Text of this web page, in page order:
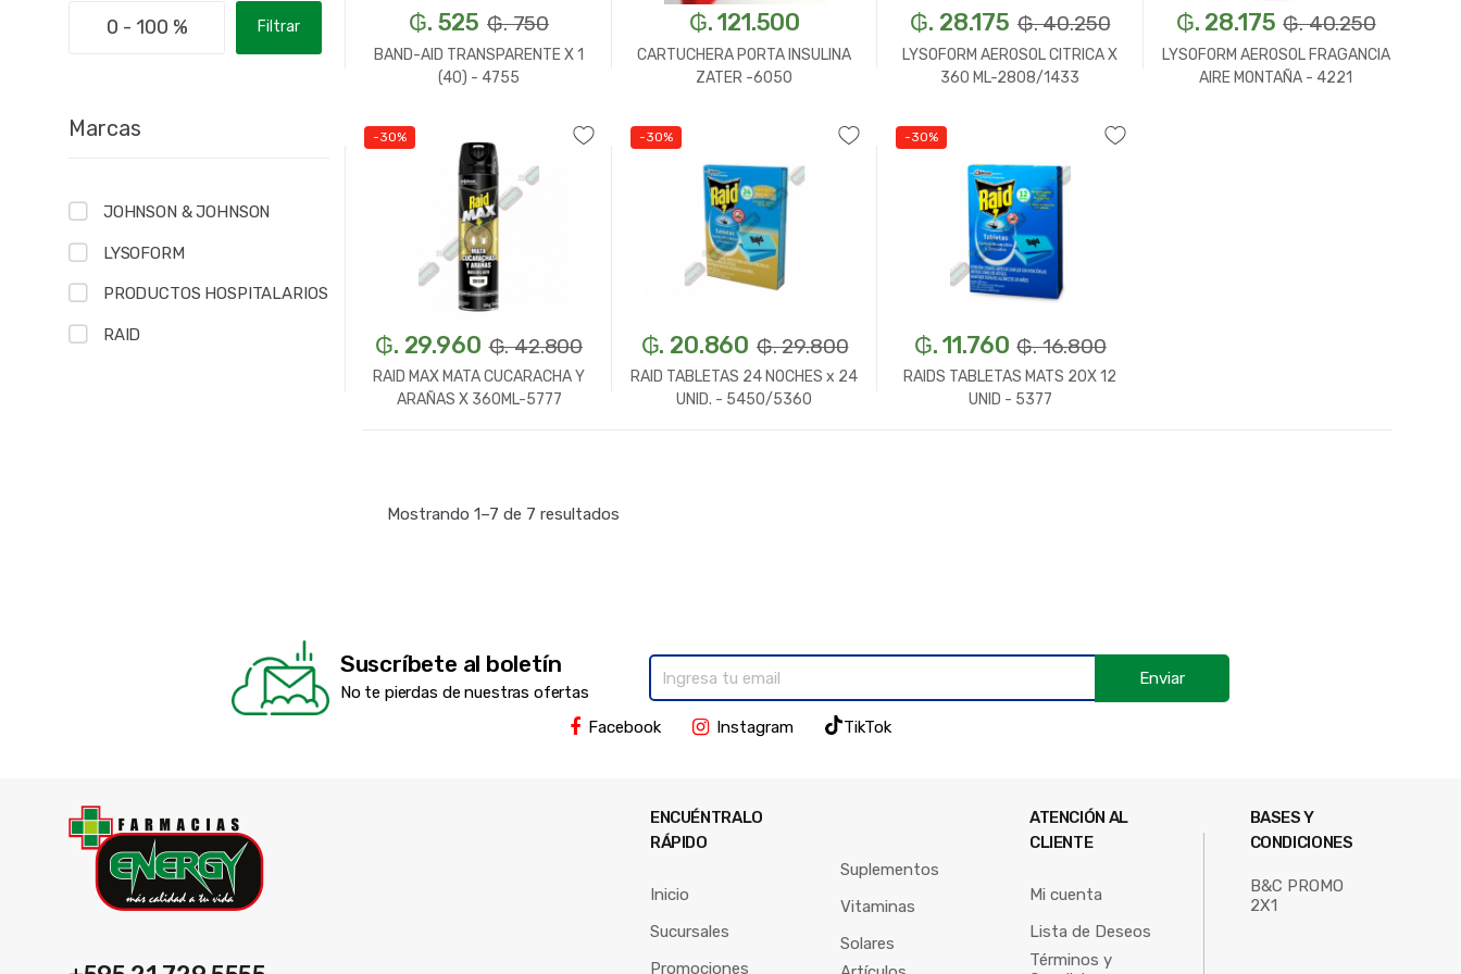
₲. 525 ₲. 750
BAND-AID TRANSPARENTE X 1
(40) - 4755
- Un.
₲. 121.500
CARTUCHERA PORTA INSULINA
ZATER -6050
-
₲. 28.175 ₲. 40.250
LYSOFORM AEROSOL CITRICA X
360 ML-2808/1433
-
₲. 28.175 ₲. 40.250
LYSOFORM AEROSOL FRAGANCIA
AIRE MONTAÑA - 4221
-30%
₲. 29.960 ₲. 42.800
RAID MAX MATA CUCARACHA Y
ARAÑAS X 360ML-5777
-30%
₲. 20.860 ₲. 29.800
RAID TABLETAS 24 NOCHES x 24
UNID. - 5450/5360
-30%
₲. 11.760 ₲. 16.800
RAIDS TABLETAS MATS 20X 12
UNID - 5377
Mostrando 1–7 de 7 resultados
Filtrar
Marcas
JOHNSON & JOHNSON
LYSOFORM
PRODUCTOS HOSPITALARIOS
RAID
Suscríbete al boletín
No te pierdas de nuestras ofertas
Enviar
Facebook Instagram TikTok
ENCUÉNTRALO
RÁPIDO
Inicio
Sucursales
Promociones
Suplementos
Vitaminas
Solares
ATENCIÓN AL
CLIENTE
Mi cuenta
Lista de Deseos
Términos y
BASES Y
CONDICIONES
B&C PROMO
2X1